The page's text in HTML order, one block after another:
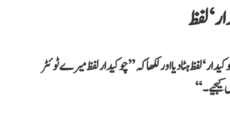
لفظ
لفظ ہٹا دیا اور لکھا کہ ’’چوکیدار لفظ میرے ٹوئٹر